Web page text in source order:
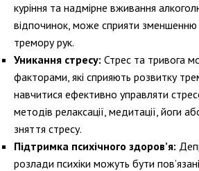
куріння та надмірне вживання
відпочинок, може сприяти зменшенню
тремору рук.
Уникання стресу: Стрес та тривога
факторами, які сприяють розвитку
навчитися ефективно управляти
методів релаксації, медитації, йоги
зняття стресу.
Підтримка психічного здоров’я:
розлади психіки можуть бути